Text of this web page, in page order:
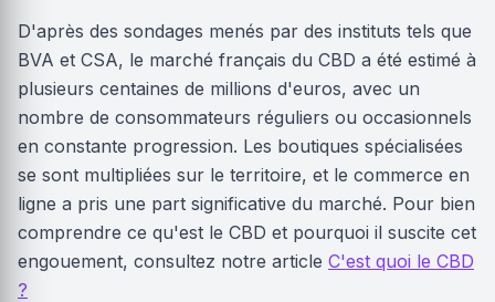
D'après des sondages menés par des instituts tels que
BVA et CSA, le marché français du CBD a été estimé à
plusieurs centaines de millions d'euros, avec un
nombre de consommateurs réguliers ou occasionnels
en constante progression. Les boutiques spécialisées
se sont multipliées sur le territoire, et le commerce en
ligne a pris une part significative du marché. Pour bien
comprendre ce qu'est le CBD et pourquoi il suscite cet
engouement, consultez notre article C'est quoi le CBD
?